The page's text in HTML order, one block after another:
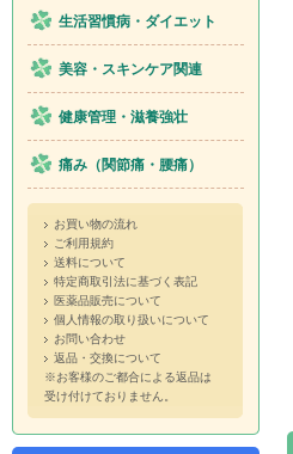
生活習慣病・ダイエット
美容・スキンケア関連
健康管理・滋養強壮
痛み（関節痛・腰痛）
お買い物の流れ
ご利用規約
送料について
特定商取引法に基づく表記
医薬品販売について
個人情報の取り扱いについて
お問い合わせ
返品・交換について
※お客様のご都合による返品は
受け付けておりません。